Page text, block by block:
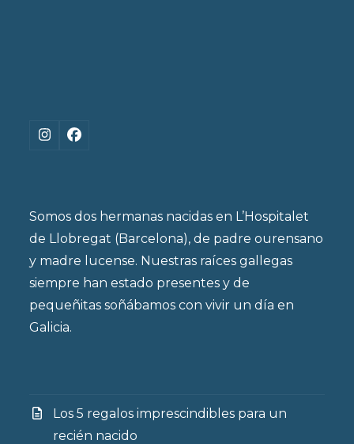
Instagram
Facebook
Somos dos hermanas nacidas en L’Hospitalet
de Llobregat (Barcelona), de padre ourensano
y madre lucense. Nuestras raíces gallegas
siempre han estado presentes y de
pequeñitas soñábamos con vivir un día en
Galicia.
Los 5 regalos imprescindibles para un
recién nacido